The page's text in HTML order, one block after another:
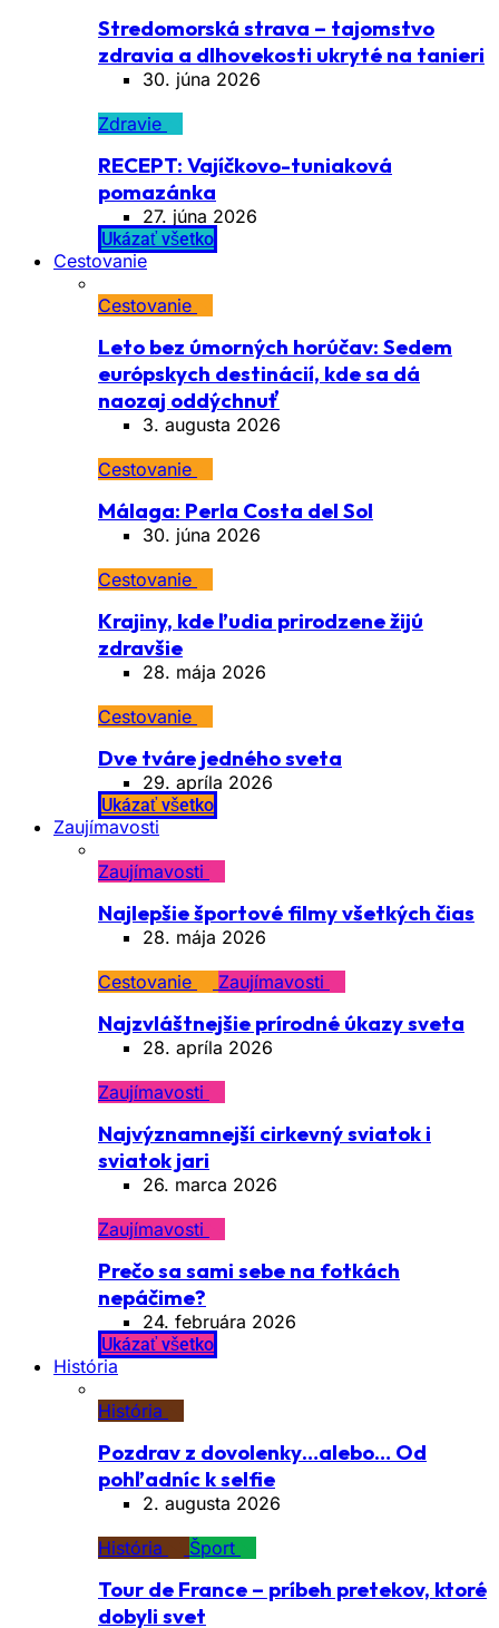
Stredomorská strava – tajomstvo
zdravia a dlhovekosti ukryté na tanieri
30. júna 2026
Zdravie
RECEPT: Vajíčkovo-tuniaková
pomazánka
27. júna 2026
Ukázať všetko
Cestovanie
Cestovanie
Leto bez úmorných horúčav: Sedem
európskych destinácií, kde sa dá
naozaj oddýchnuť
3. augusta 2026
Cestovanie
Málaga: Perla Costa del Sol
30. júna 2026
Cestovanie
Krajiny, kde ľudia prirodzene žijú
zdravšie
28. mája 2026
Cestovanie
Dve tváre jedného sveta
29. apríla 2026
Ukázať všetko
Zaujímavosti
Zaujímavosti
Najlepšie športové filmy všetkých čias
28. mája 2026
Cestovanie
Zaujímavosti
Najzvláštnejšie prírodné úkazy sveta
28. apríla 2026
Zaujímavosti
Najvýznamnejší cirkevný sviatok i
sviatok jari
26. marca 2026
Zaujímavosti
Prečo sa sami sebe na fotkách
nepáčime?
24. februára 2026
Ukázať všetko
História
História
Pozdrav z dovolenky…alebo… Od
pohľadníc k selfie
2. augusta 2026
História
Šport
Tour de France – príbeh pretekov, ktoré
dobyli svet